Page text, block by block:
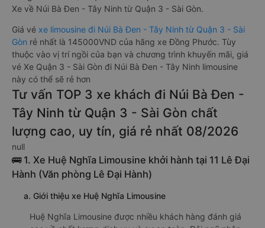
Xe về Núi Bà Đen - Tây Ninh từ Quận 3 - Sài Gòn.
Giá vé xe limousine đi Núi Bà Đen - Tây Ninh từ Quận 3 - Sài
Gòn rẻ nhất là 145000VND của hãng xe Đồng Phước. Tùy
thuộc vào vị trí ngồi của bạn và chương trình khuyến mãi, giá
vé Xe Quận 3 - Sài Gòn đi Núi Bà Đen - Tây Ninh limousine
này có thể sẽ rẻ hơn
Tư vấn TOP 3 xe khách đi Núi Bà Đen -
Tây Ninh từ Quận 3 - Sài Gòn chất
lượng cao, uy tín, giá rẻ nhất 08/2026
null
🚌 1. Xe Huệ Nghĩa Limousine khởi hành tại 11 Lê Đại
Hành (Văn phòng Lê Đại Hành)
a. Giới thiệu xe Huệ Nghĩa Limousine
Huệ Nghĩa Limousine được nhiều khách hàng đánh giá